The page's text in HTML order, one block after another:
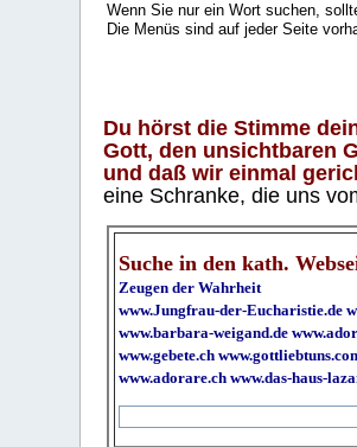
Wenn Sie nur ein Wort suchen,
Die Menüs sind auf jeder Seite
Du hörst die Stimme
Gott, den unsichtbaren
und daß wir einmal
eine Schranke, die uns
Suche in den kath.
Zeugen der Wahrheit
www.Jungfrau-der-Eucharistie.de
www.barbara-weigand.de
www.gebete.ch
www.adorare.ch www.das-haus-